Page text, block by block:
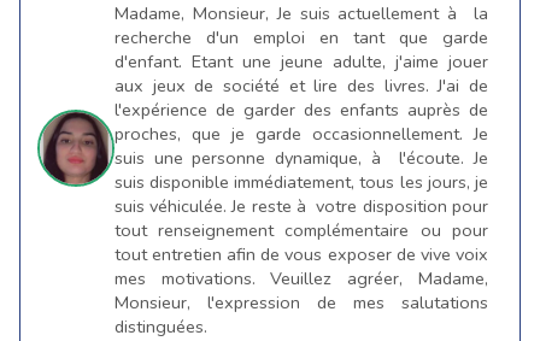
Madame, Monsieur, Je suis actuellement à la
recherche d'un emploi en tant que garde
d'enfant. Etant une jeune adulte, j'aime jouer
aux jeux de société et lire des livres. J'ai de
l'expérience de garder des enfants auprès de
proches, que je garde occasionnellement. Je
suis une personne dynamique, à l'écoute. Je
suis disponible immédiatement, tous les jours, je
suis véhiculée. Je reste à votre disposition pour
tout renseignement complémentaire ou pour
tout entretien afin de vous exposer de vive voix
mes motivations. Veuillez agréer, Madame,
Monsieur, l'expression de mes salutations
distinguées.